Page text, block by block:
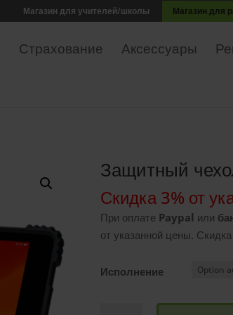
Магазин для учителей/школы Магазин для
Страхование Аксессуары
Защитный
Скидка 3% от
При оплате Paypal или
от указанной цены.
Исполнение